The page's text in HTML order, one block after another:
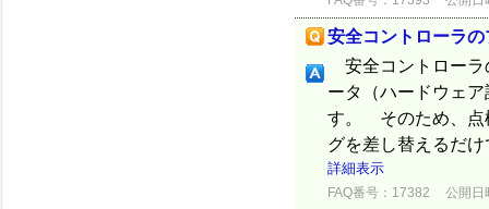
安全コントローラ
安全コントローラ
ータ（ハードウェ
す。 そのため、点
グを差し替えるだ
詳細表示
FAQ番号：17382 公開日